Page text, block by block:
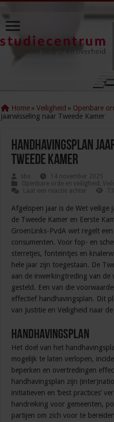
Home » Veiligheid » Openbare
jaarwisseling naar Tweede Kamer
Handhavingsplan
Tweede Kamer
sbo
14 november 2025
Openbare orde en veiligheid ,
Laat een reactie achter
Afgelopen jaar is de Wet veilige
de Tweede Kamer en Eerste
GroenLinks-PvdA wet regelt
consumenten. Voor fop- en
sterretjes, fonteintjes en
hele jaar zijn toegestaan. De
aan de inwerkingtreding van de
gesteld. Een van die
effectief handhavingsplan. Dit
van Justitie en Veiligheid naar
Handhavingsplan
Het doel van het
mogelijk te laten verlopen,
beperken en overtredingen
handhavingsplan zijn
initiatieven en ‘best practices’
handreiking voor gemeenten,
partijen om zich voor te